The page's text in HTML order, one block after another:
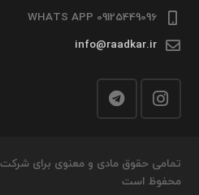
09125449096 WHATS APP
info@raadkar.ir
تمامی حقوق مادی و معنوی برای شرکت
محفوظ است